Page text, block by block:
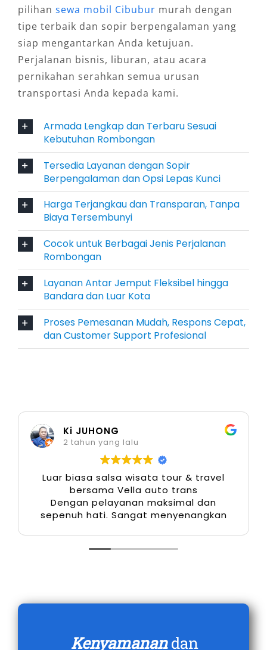
pilihan sewa mobil Cibubur murah dengan
tipe terbaik dan sopir berpengalaman yang
siap mengantarkan Anda ketujuan.
Perjalanan bisnis, liburan, atau acara
pernikahan serahkan semua urusan
transportasi Anda kepada kami.
Armada Lengkap dan Terbaru Sesuai
Kebutuhan Rombongan
Tersedia Layanan dengan Sopir
Berpengalaman dan Opsi Lepas Kunci
Harga Terjangkau dan Transparan, Tanpa
Biaya Tersembunyi
Cocok untuk Berbagai Jenis Perjalanan
Rombongan
Layanan Antar Jemput Fleksibel hingga
Bandara dan Luar Kota
Proses Pemesanan Mudah, Respons Cepat,
dan Customer Support Profesional
Ki JUHONG
2 tahun yang lalu
Luar biasa salsa wisata tour & travel
bersama Vella auto trans
Dengan pelayanan maksimal dan
sepenuh hati. Sangat menyenangkan
Kenyamanandan